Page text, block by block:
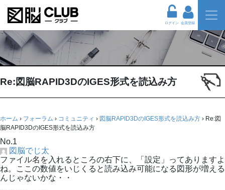
ログイン 会員登録
Re:図脳RAPID3DのIGES形式を読込み方
ホーム › フォーラム › コミュニティ › 図脳RAPID3DのIGES形式を読込み方 › Re:図
脳RAPID3DのIGES形式を読込み方
No.1
図脳でじ太
ファイル名を入れるところの右下に、「設定」ってありますよ
ね。ここの数値をいじくると読み込み可能になる図形が増える
んじゃないかな・・